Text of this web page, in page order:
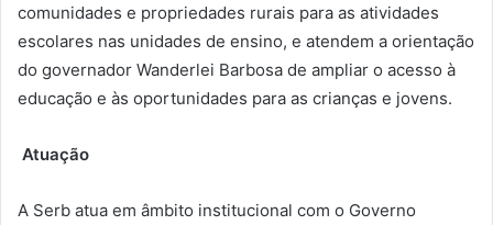
comunidades e propriedades rurais para as atividades
escolares nas unidades de ensino, e atendem a orientação
do governador Wanderlei Barbosa de ampliar o acesso à
educação e às oportunidades para as crianças e jovens.
Atuação
A Serb atua em âmbito institucional com o Governo